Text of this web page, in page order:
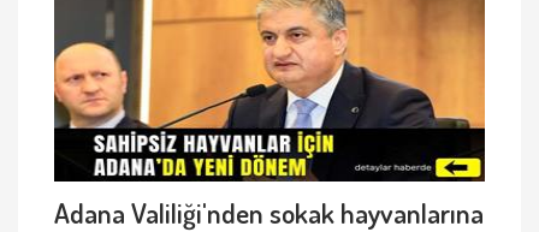
Adana Valiliği'nden sokak hayvanlarına